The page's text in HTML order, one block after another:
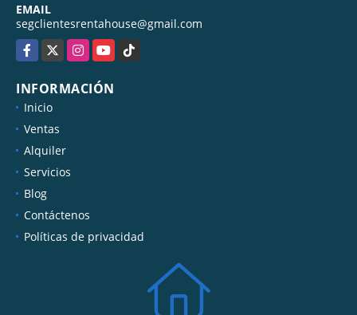
EMAIL
segclientesrentahouse@gmail.com
Facebook
X InstagramYouTubeTikTok
INFORMACIÓN
Inicio
Ventas
Alquiler
Servicios
Blog
Contáctenos
Políticas de privacidad